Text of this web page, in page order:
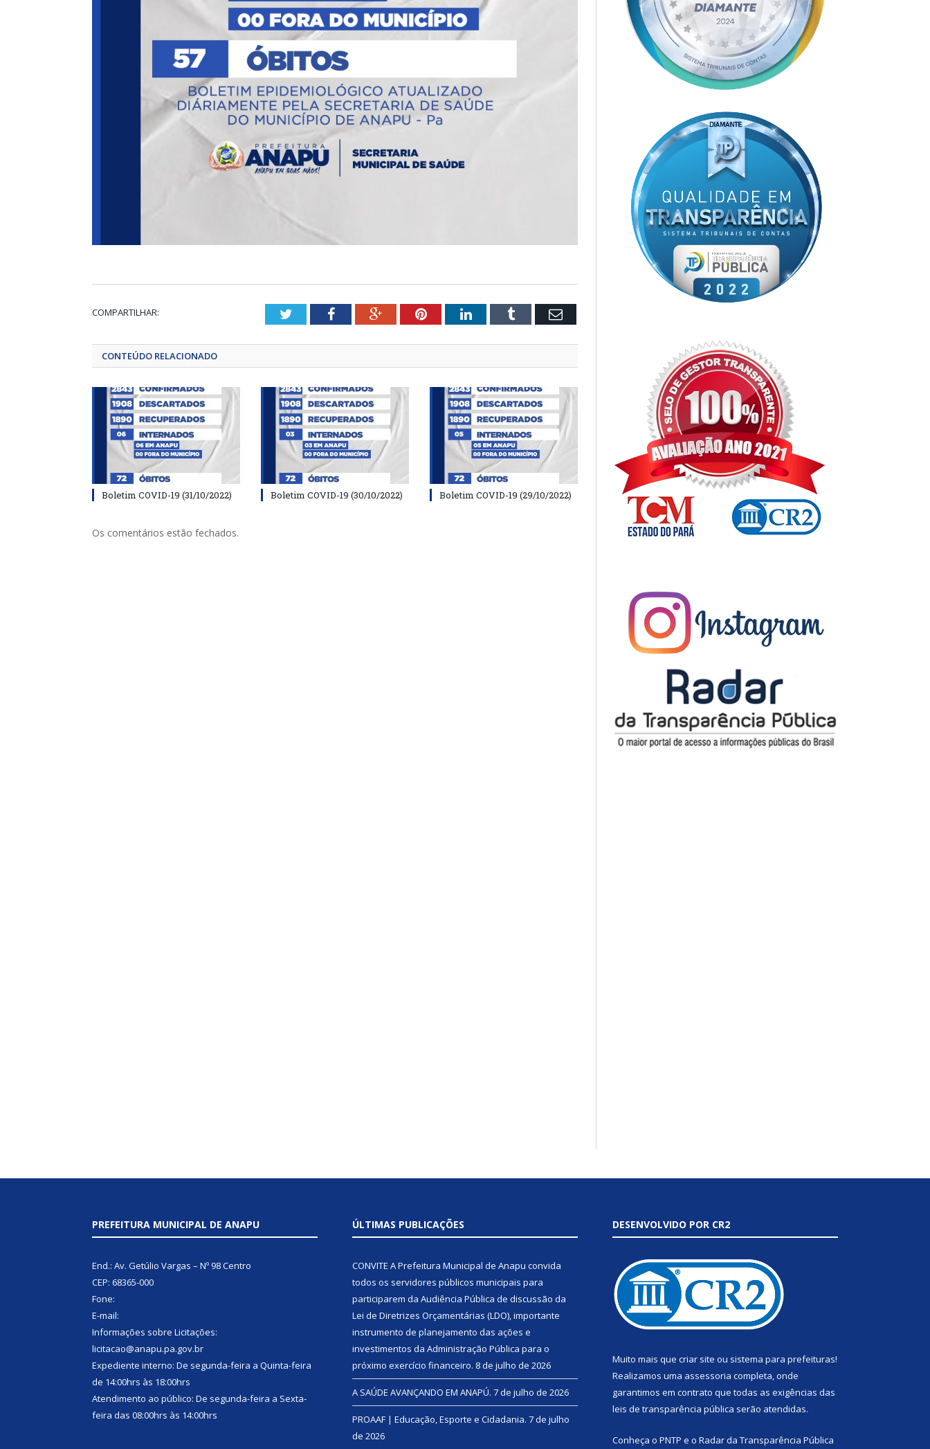
COMPARTILHAR: TwitterFacebookGoogle+PinterestLinkedInTumblr Email
CONTEÚDO RELACIONADO
Boletim COVID-19 (31/10/2022) Boletim COVID-19 (30/10/2022) Boletim COVID-19 (29/10/2022)
Os comentários estão fechados.
PREFEITURA MUNICIPAL DE ANAPU
End.: Av. Getúlio Vargas – Nº 98 Centro
CEP: 68365-000
Fone:
E-mail:
Informações sobre Licitações:
licitacao@anapu.pa.gov.br
Expediente interno: De segunda-feira a Quinta-feira
de 14:00hrs às 18:00hrs
Atendimento ao público: De segunda-feira a Sexta-
feira das 08:00hrs às 14:00hrs
ÚLTIMAS PUBLICAÇÕES
CONVITE A Prefeitura Municipal de Anapu convida
todos os servidores públicos municipais para
participarem da Audiência Pública de discussão da
Lei de Diretrizes Orçamentárias (LDO), importante
instrumento de planejamento das ações e
investimentos da Administração Pública para o
próximo exercício financeiro. 8 de julho de 2026
A SAÚDE AVANÇANDO EM ANAPÚ. 7 de julho de 2026
PROAAF | Educação, Esporte e Cidadania. 7 de julho
de 2026
DESENVOLVIDO POR CR2
Muito mais que criar site ou sistema para prefeituras!
Realizamos uma assessoria completa, onde
garantimos em contrato que todas as exigências das
leis de transparência pública serão atendidas.
Conheça o PNTP e o Radar da Transparência Pública